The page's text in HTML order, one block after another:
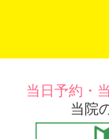
当日予約・
当院